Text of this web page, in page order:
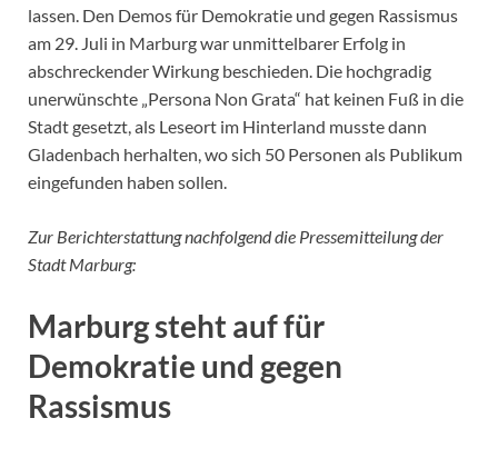
lassen. Den Demos für Demokratie und gegen Rassismus
am 29. Juli in Marburg war unmittelbarer Erfolg in
abschreckender Wirkung beschieden. Die hochgradig
unerwünschte „Persona Non Grata“ hat keinen Fuß in die
Stadt gesetzt, als Leseort im Hinterland musste dann
Gladenbach herhalten, wo sich 50 Personen als Publikum
eingefunden haben sollen.
Zur Berichterstattung nachfolgend die Pressemitteilung der
Stadt Marburg:
Marburg steht auf für
Demokratie und gegen
Rassismus